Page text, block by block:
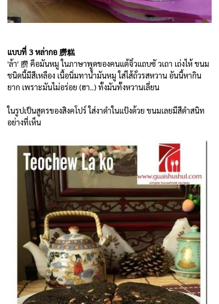
แบบที่ 3 หล่ากอ 朥糕
'ล้า' 朥 คือมันหมู ในภาษาพูดของคนแต้จิ๋วแถบซั วเถา เถ่งไห้ ขนม
ชนิดนี้มีสีเหลือง เนื้อนิ่มทาน้ำมันหมู ใส่ไส้ถั่วรสหวาน อันนี้หากิน
ยาก เพราะมันไม่อร่อย (ฮา..) ทั้งมันทั้งหวานเลี่ยน
ในรูปเป็นสูตรของสิงคโปร์ ใส่งาดำในแป้งด้วย ขนมเลยมีสีดำสนิท
อย่างที่เห็น